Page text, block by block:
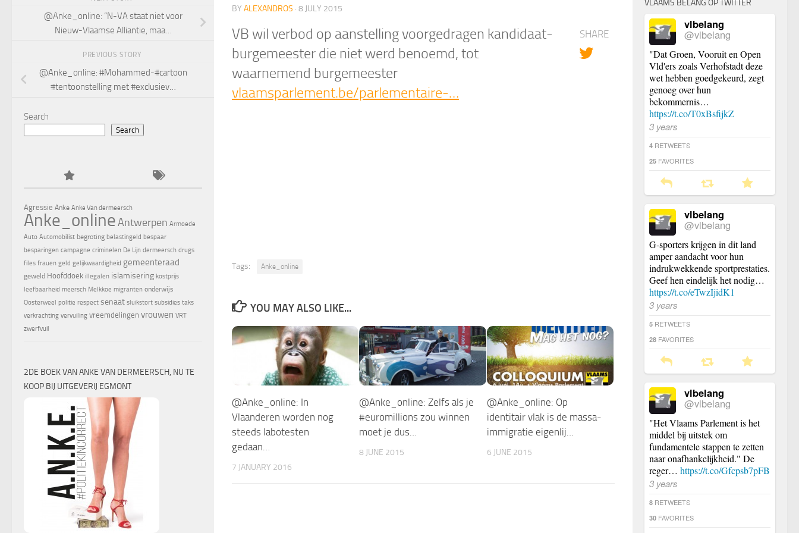
BY ALEXANDROS · 8 JULY 2015
VB wil verbod op aanstelling voorgedragen kandidaat-
burgemeester die niet werd benoemd, tot
waarnemend burgemeester
vlaamsparlement.be/parlementaire-…
SHARE
Tags: Anke_online
YOU MAY ALSO LIKE...
@Anke_online: In
Vlaanderen worden nog
steeds labotesten
gedaan…
7 JANUARY 2016
@Anke_online: Zelfs als je
#euromillions zou winnen
moet je dus…
8 JUNE 2015
@Anke_online: Op
identitair vlak is de massa-
immigratie eigenlij…
6 JUNE 2015
@Anke_online: “N-VA staat niet voor
Nieuw-Vlaamse Alliantie, maa…
PREVIOUS STORY
@Anke_online: #Mohammed-#cartoon
#tentoonstelling met #exclusiev…
Search
Search
Agressie Anke Anke Van dermeersch
Anke_onlineAntwerpen Armoede
Auto Automobilist begroting belastingeld bespaar
besparingen campagne criminelen De Lijn dermeersch drugs
files frauen geld gelijkwaardigheid gemeenteraad
geweld Hoofddoek illegalen islamisering kostprijs
leefbaarheid meersch Melkkoe migranten onderwijs
Oosterweel politie respect senaat sluikstort subsidies taks
verkrachting vervuiling vreemdelingen vrouwen VRT
zwerfvuil
2DE BOEK VAN ANKE VAN DERMEERSCH, NU TE
KOOP BIJ UITGEVERIJ EGMONT
VLAAMS BELANG OP TWITTER
vlbelang
@vlbelang
"Dat Groen, Vooruit en Open
Vld'ers zoals Verhofstadt deze
wet hebben goedgekeurd, zegt
genoeg over hun
bekommernis…
https://t.co/T0xBsfijkZ
3 years
4 RETWEETS
25 FAVORITES
vlbelang
@vlbelang
G-sporters krijgen in dit land
amper aandacht voor hun
indrukwekkende sportprestaties.
Geef hen eindelijk het nodig…
https://t.co/eTwzIjidK1
3 years
5 RETWEETS
28 FAVORITES
vlbelang
@vlbelang
"Het Vlaams Parlement is het
middel bij uitstek om
fundamentele stappen te zetten
naar onafhankelijkheid." De
reger… https://t.co/Gfcpsb7pFB
3 years
8 RETWEETS
30 FAVORITES